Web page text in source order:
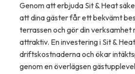
Genom att erbjuda Sit & Heat
att dina gäster får ett bekvämt
terrassen och gör din verksamhet
attraktiv. En investering i Sit &
driftskostnaderna och ökar
genom en överlägsen